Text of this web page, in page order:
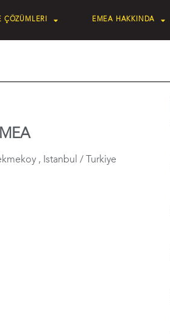
ÇÖZÜMLERI EMEA HAKKINDA
, Istanbul / Turkiye